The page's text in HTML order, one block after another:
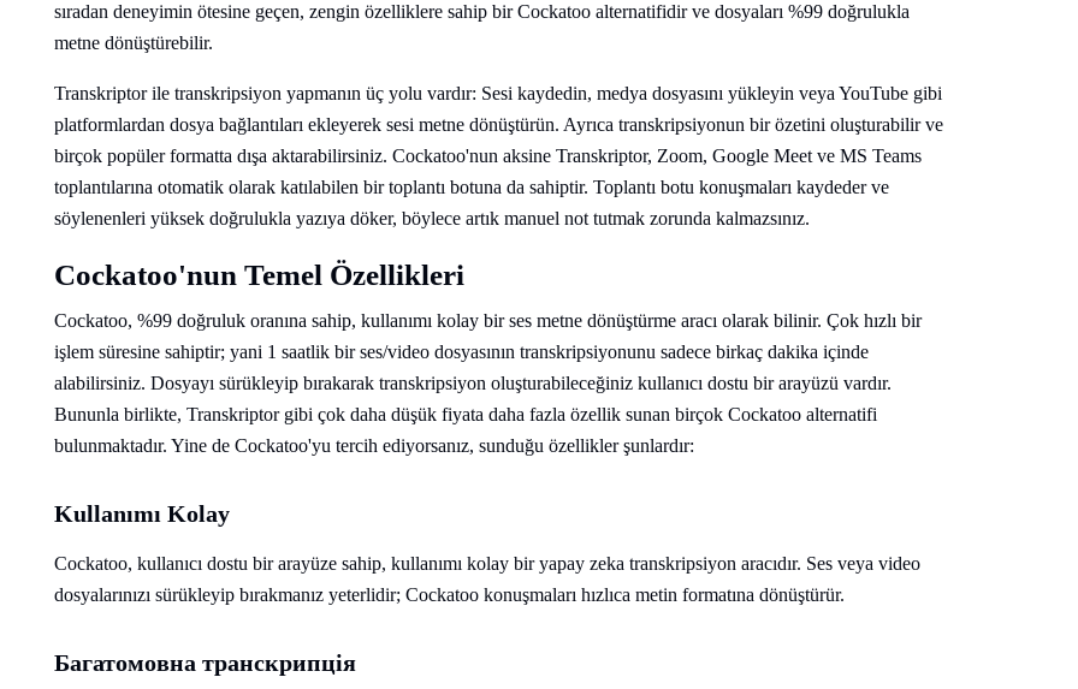
sıradan deneyimin ötesine geçen, zengin özelliklere sahip bir Cockatoo alternatifidir ve dosyaları %99 doğrulukla
metne dönüştürebilir.
Transkriptor ile transkripsiyon yapmanın üç yolu vardır: Sesi kaydedin, medya dosyasını yükleyin veya YouTube gibi
platformlardan dosya bağlantıları ekleyerek sesi metne dönüştürün. Ayrıca transkripsiyonun bir özetini oluşturabilir ve
birçok popüler formatta dışa aktarabilirsiniz. Cockatoo'nun aksine Transkriptor, Zoom, Google Meet ve MS Teams
toplantılarına otomatik olarak katılabilen bir toplantı botuna da sahiptir. Toplantı botu konuşmaları kaydeder ve
söylenenleri yüksek doğrulukla yazıya döker, böylece artık manuel not tutmak zorunda kalmazsınız.
Cockatoo'nun Temel Özellikleri
Cockatoo, %99 doğruluk oranına sahip, kullanımı kolay bir ses metne dönüştürme aracı olarak bilinir. Çok hızlı bir
işlem süresine sahiptir; yani 1 saatlik bir ses/video dosyasının transkripsiyonunu sadece birkaç dakika içinde
alabilirsiniz. Dosyayı sürükleyip bırakarak transkripsiyon oluşturabileceğiniz kullanıcı dostu bir arayüzü vardır.
Bununla birlikte, Transkriptor gibi çok daha düşük fiyata daha fazla özellik sunan birçok Cockatoo alternatifi
bulunmaktadır. Yine de Cockatoo'yu tercih ediyorsanız, sunduğu özellikler şunlardır:
Kullanımı Kolay
Cockatoo, kullanıcı dostu bir arayüze sahip, kullanımı kolay bir yapay zeka transkripsiyon aracıdır. Ses veya video
dosyalarınızı sürükleyip bırakmanız yeterlidir; Cockatoo konuşmaları hızlıca metin formatına dönüştürür.
Багатомовна транскрипція